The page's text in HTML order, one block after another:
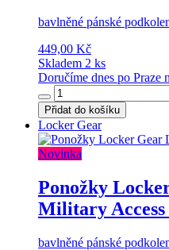
bavlněné pánské
449,00 Kč
Skladem 2 ks
Doručíme dnes po Praze
Přidat do košíku
Locker Gear
Novinka
Ponožky
Military Access
bavlněné pánské